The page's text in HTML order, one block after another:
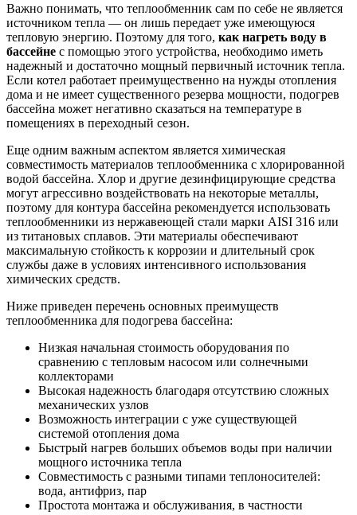
Важно понимать, что теплообменник сам по себе не является
источником тепла — он лишь передает уже имеющуюся
тепловую энергию. Поэтому для того, как нагреть воду в
бассейне с помощью этого устройства, необходимо иметь
надежный и достаточно мощный первичный источник тепла.
Если котел работает преимущественно на нужды отопления
дома и не имеет существенного резерва мощности, подогрев
бассейна может негативно сказаться на температуре в
помещениях в переходный сезон.
Еще одним важным аспектом является химическая
совместимость материалов теплообменника с хлорированной
водой бассейна. Хлор и другие дезинфицирующие средства
могут агрессивно воздействовать на некоторые металлы,
поэтому для контура бассейна рекомендуется использовать
теплообменники из нержавеющей стали марки AISI 316 или
из титановых сплавов. Эти материалы обеспечивают
максимальную стойкость к коррозии и длительный срок
службы даже в условиях интенсивного использования
химических средств.
Ниже приведен перечень основных преимуществ
теплообменника для подогрева бассейна:
Низкая начальная стоимость оборудования по
сравнению с тепловым насосом или солнечными
коллекторами
Высокая надежность благодаря отсутствию сложных
механических узлов
Возможность интеграции с уже существующей
системой отопления дома
Быстрый нагрев больших объемов воды при наличии
мощного источника тепла
Совместимость с разными типами теплоносителей:
вода, антифриз, пар
Простота монтажа и обслуживания, в частности